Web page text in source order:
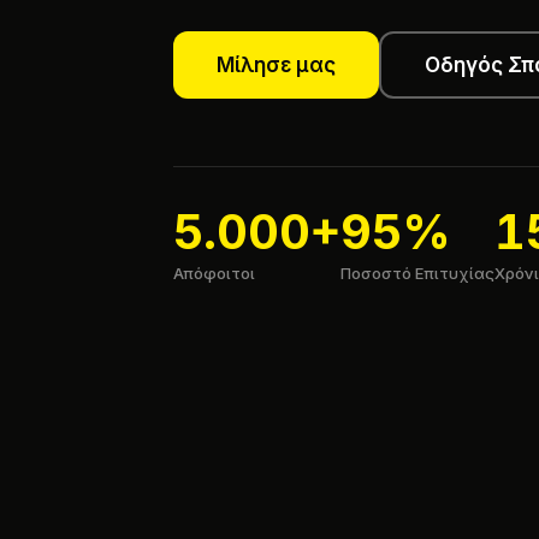
Μίλησε μας Οδηγός
5.000+
Απόφοιτοι
95%
Ποσοστό Επιτυχίας